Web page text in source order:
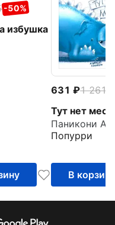
-50%
избушка
631 1 261
Тут нет
Паникони
Попурри
В корзину